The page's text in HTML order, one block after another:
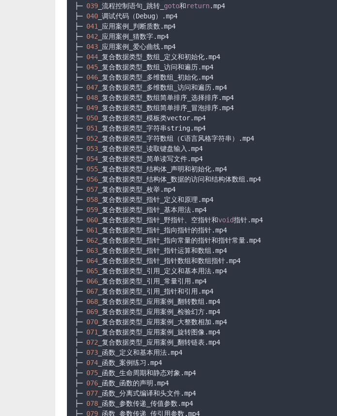
├─ 039 _流程控制语句_跳转_ goto和return.mp4
├─ 040 _调试代码（Debug）.mp4
├─ 041
_应用案例_判断质数.mp4
├─ 042 _应用案例_猜数字.mp4
├─ 043 _应用案例_爱心曲线.mp4
├─ 044 _复合数据类型_数组_定义和初始化.mp4
├─ 045 _复合数据类型_数组_访问和遍历.mp4
├─ 046 _复合数据类型_多维数组_初始化.mp4
├─ 047 _复合数据类型_多维数组_访问和遍历.mp4
├─ 048 _复合数据类型_数组简单排序_选择排序.mp4
├─ 049 _复合数据类型_数组简单排序_冒泡排序.mp4
├─ 050 _复合数据类型_模板类vector.mp4
├─ 051
_复合数据类型_字符串string.mp4
├─ 052 _复合数据类型_字符数组（C语言风格字符串）.mp4
├─ 053 _复合数据类型_读取键盘输入.mp4
├─ 054 _复合数据类型_简单读写文件.mp4
├─ 055 _复合数据类型_结构体_声明和初始化.mp4
├─ 056 _复合数据类型_结构体_数据的访问和结构体数组.mp4
├─ 057 _复合数据类型_枚举.mp4
├─ 058 _复合数据类型_指针_定义和原理.mp4
├─ 059 _复合数据类型_指针_基本用法.mp4
├─ 060 _复合数据类型_指针_野指针、空指针和void指针.mp4
├─ 061
_复合数据类型_指针_指向指针的指针.mp4
├─ 062 _复合数据类型_指针_指向常量的指针和指针常量.mp4
├─ 063 _复合数据类型_指针_指针运算和数组.mp4
├─ 064 _复合数据类型_指针_指针数组和数组指针.mp4
├─ 065 _复合数据类型_引用_定义和基本用法.mp4
├─ 066 _复合数据类型_引用_常量引用.mp4
├─ 067 _复合数据类型_引用_指针和引用.mp4
├─ 068 _复合数据类型_应用案例_翻转数组.mp4
├─ 069 _复合数据类型_应用案例_检验幻方.mp4
├─ 070 _复合数据类型_应用案例_大整数相加.mp4
├─ 071
_复合数据类型_应用案例_旋转图像.mp4
├─ 072 _复合数据类型_应用案例_翻转链表.mp4
├─ 073 _函数_定义和基本用法.mp4
├─ 074 _函数_案例练习.mp4
├─ 075 _函数_生命周期和静态对象.mp4
├─ 076 _函数_函数的声明.mp4
├─ 077 _函数_分离式编译和头文件.mp4
├─ 078 _函数_参数传递_传值参数.mp4
├─ 079 _函数_参数传递_传引用参数.mp4